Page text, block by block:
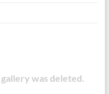
was deleted.